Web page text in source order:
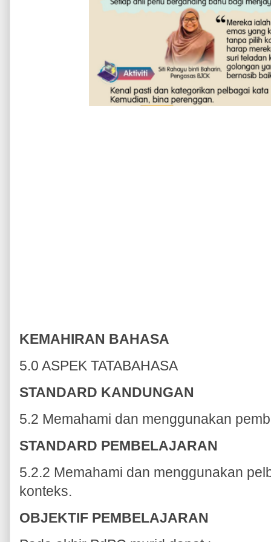
KEMAHIRAN BAHASA
5.0 ASPEK TATABAHASA
STANDARD KANDUNGAN
5.2 Memahami dan menggunakan
STANDARD PEMBELAJARAN
5.2.2 Memahami dan menggunakan
konteks.
OBJEKTIF PEMBELAJARAN